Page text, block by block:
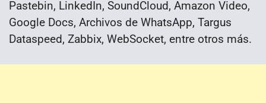
Pastebin, LinkedIn, SoundCloud, Amazon Video,
Google Docs, Archivos de WhatsApp, Targus
Dataspeed, Zabbix, WebSocket, entre otros más.